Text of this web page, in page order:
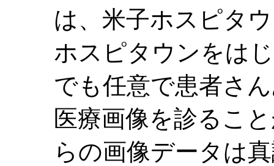
は、米子ホスピタ
ホスピタウンをは
でも任意で患者さ
医療画像を診るこ
らの画像データは